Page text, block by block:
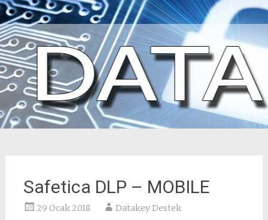
Safetica DLP – MOBILE
29 Ocak 2018 Datakey Destek